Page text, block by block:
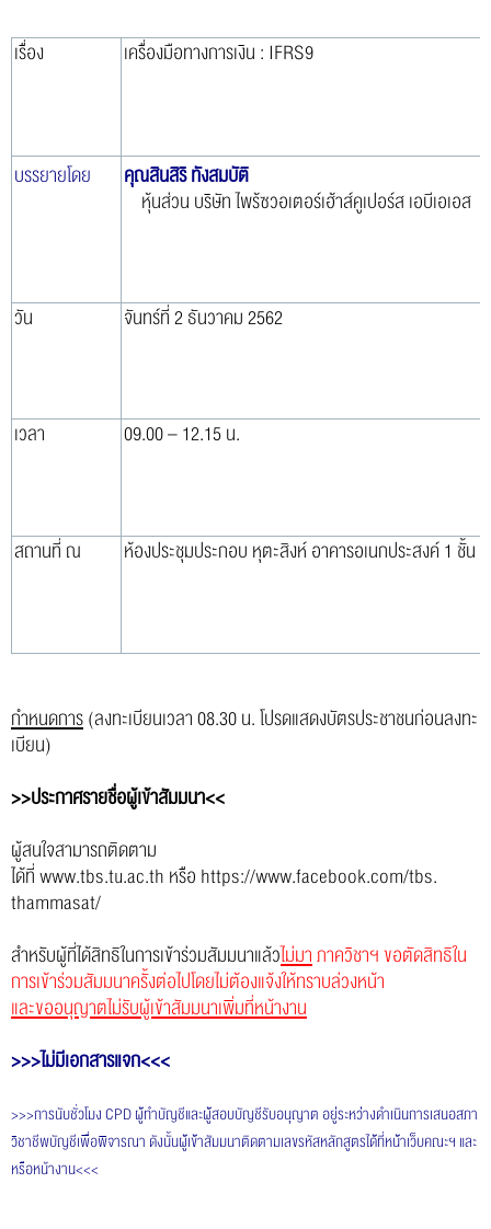
เรื่อง เครื่องมือทางการเงิน : IFRS9
บรรยายโดย
คุณสินสิริ ทังสมบัติ
หุ้นส่วน บริษัท ไพร้ซวอเตอร์เฮ้าส์คูเปอร์ส เอบีเอเอส
วัน จันทร์ที่ 2 ธันวาคม 2562
เวลา 09.00 – 12.15 น.
สถานที่ ณ ห้องประชุมประกอบ หุตะสิงห์ อาคารอเนกประสงค์ 1 ชั้
กำหนดการ(ลงทะเบียนเวลา 08.30 น. โปรดแสดงบัตรประชาชนก่อนลงทะ
เบียน)
>>ประกาศรายชื่อผู้เข้าสัมมนา<<
ผู้สนใจสามารถติดตาม
ได้ที่www.tbs.tu.ac.th หรือ https://www.facebook.com/tbs.
thammasat/
สำหรับผู้ที่ได้สิทธิในการเข้าร่วมสัมมนาแล้วไม่มาภาควิชาฯ ขอตัดสิทธิใน
การเข้าร่วมสัมมนาครั้งต่อไปโดยไม่ต้องแจ้งให้ทราบล่วงหน้า
และขออนุญาตไม่รับผู้เข้าสัมมนาเพิ่มที่หน้างาน
>>>ไม่มีเอกสารแจก<<<
>>>การนับชั่วโมง CPD ผู้ทําบัญชีและผู้สอบบัญชีรับอนุญาต อยู่ระหว่างดําเนินการเสนอสภา
วิชาชีพบัญชีเพื่อพิจารณา ดังนั้นผู้เข้าสัมมนาติดตามเลขรหัสหลักสูตรได้ที่หน้าเว็บคณะฯ และ
หรือหน้างาน<<<